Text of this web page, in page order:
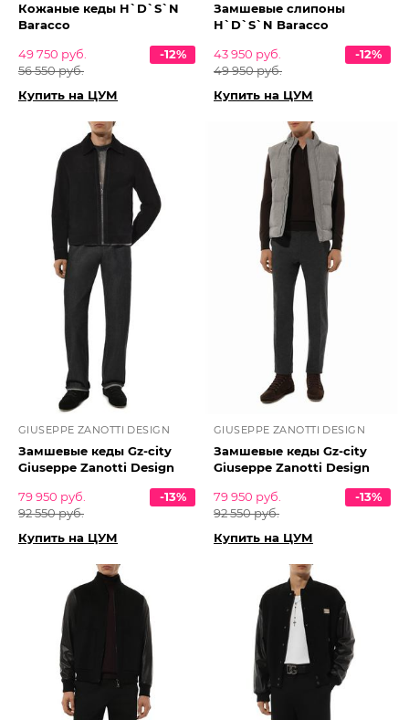
Кожаные кеды H`D`S`N
Baracco
49 750 руб.
56 550 руб.
-12%
Купить на ЦУМ
Замшевые слипоны
H`D`S`N Baracco
43 950 руб.
49 950 руб.
-12%
Купить на ЦУМ
GIUSEPPE ZANOTTI DESIGN
Замшевые кеды Gz-city
Giuseppe Zanotti Design
79 950 руб.
92 550 руб.
-13%
Купить на ЦУМ
GIUSEPPE ZANOTTI DESIGN
Замшевые кеды Gz-city
Giuseppe Zanotti Design
79 950 руб.
92 550 руб.
-13%
Купить на ЦУМ